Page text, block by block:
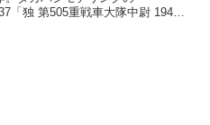
「独 第505重戦車大隊中尉 1944